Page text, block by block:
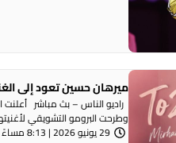
ميرهان حسين تعود إلى
راديو الناس – بث مباشر أعلنت
وطرحت البرومو التشويقي
29 يونيو 2026 | 8:13 مساءً